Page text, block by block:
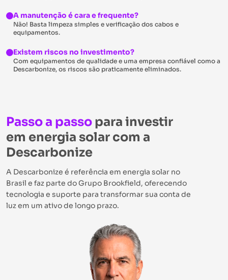
A manutenção é cara e frequente?
Não! Basta limpeza simples e verificação dos cabos e
equipamentos.
Existem riscos no investimento?
Com equipamentos de qualidade e uma empresa confiável como a
Descarbonize, os riscos são praticamente eliminados.
Passo a passo para investir
em energia solar com a
Descarbonize
A Descarbonize é referência em energia solar no
Brasil e faz parte do Grupo Brookfield, oferecendo
tecnologia e suporte para transformar sua conta de
luz em um ativo de longo prazo.